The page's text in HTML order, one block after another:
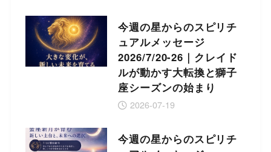
今週の星からのスピリチ
ュアルメッセージ
2026/7/20-26｜クレイド
ルが動かす大転換と獅子
座シーズンの始まり
2026-07-19
今週の星からのスピリチ